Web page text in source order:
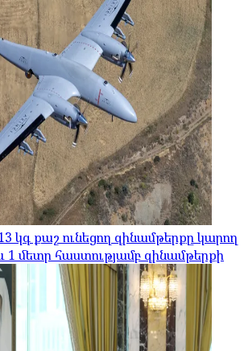
կգ քաշ ունեցող զինամթերքը կարող
1 մետր հաստությամբ զինամթերքի